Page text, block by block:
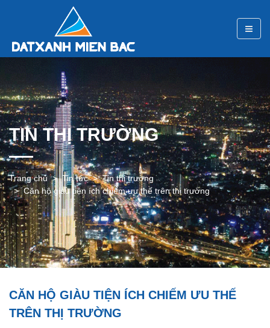
TIN THỊ TRƯỜNG
Trang chủ Tin tức
Tin thị trường
Căn hộ giàu tiện ích chiếm ưu thế trên thị trường
CĂN HỘ GIÀU TIỆN ÍCH CHIẾM ƯU THẾ
TRÊN THỊ TRƯỜNG